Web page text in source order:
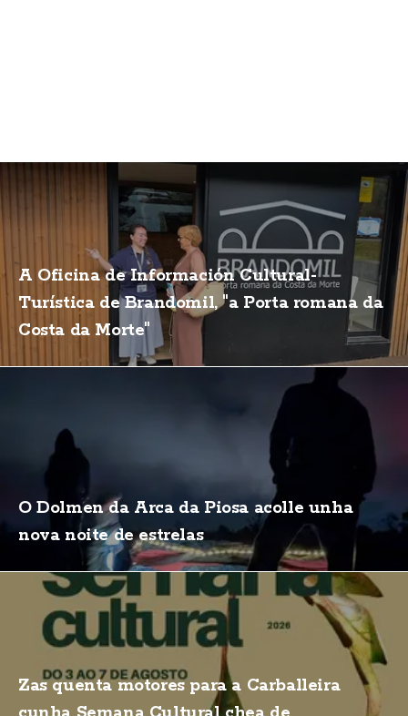
A Oficina de Información Cultural-
Turística de Brandomil, "a Porta romana da
Costa da Morte"
O Dolmen da Arca da Piosa acolle unha
nova noite de estrelas
Zas quenta motores para a Carballeira